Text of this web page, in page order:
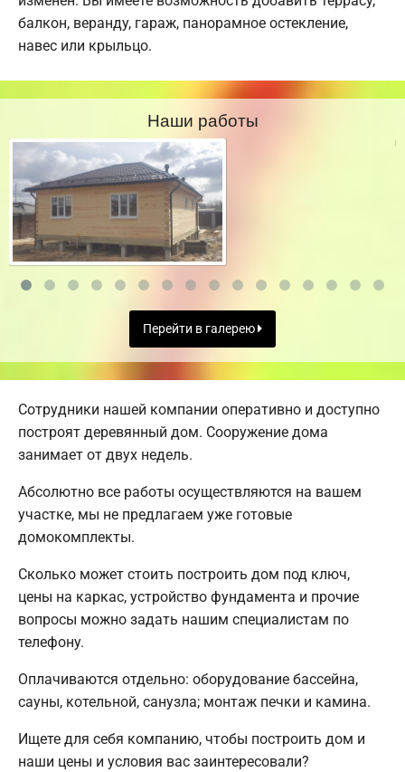
балкон, веранду, гараж, панорамное остекление,
навес или крыльцо.
Наши работы
Перейти в галерею
Сотрудники нашей компании оперативно и доступно
построят деревянный дом. Сооружение дома
занимает от двух недель.
Абсолютно все работы осуществляются на вашем
участке, мы не предлагаем уже готовые
домокомплекты.
Сколько может стоить построить дом под ключ,
цены на каркас, устройство фундамента и прочие
вопросы можно задать нашим специалистам по
телефону.
Оплачиваются отдельно: оборудование бассейна,
сауны, котельной, санузла; монтаж печки и камина.
Ищете для себя компанию, чтобы построить дом и
наши цены и условия вас заинтересовали?